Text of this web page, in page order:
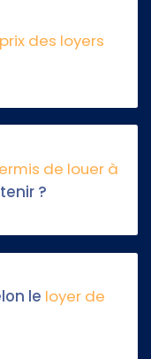
prix des loyers
de louer à
?
le loyer de